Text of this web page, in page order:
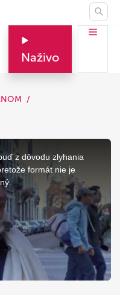
Naživo
z dôvodu zlyhania
formát nie je